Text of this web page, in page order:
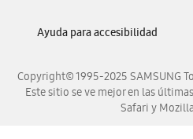
Samsung
Copyright© 1995-2025 SAMSUNG
Este sitio se ve mejor en las
Safari y
Ayuda para accesibilidad